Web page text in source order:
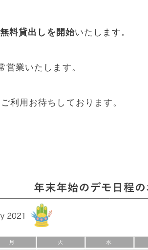
料貸出しを開始いたします。
業いたします。
利用お待ちしております。